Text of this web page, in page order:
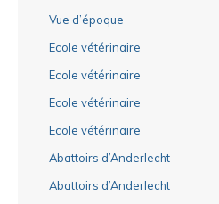
Vue d’époque
Ecole vétérinaire
Ecole vétérinaire
Ecole vétérinaire
Ecole vétérinaire
Abattoirs d’Anderlecht
Abattoirs d’Anderlecht